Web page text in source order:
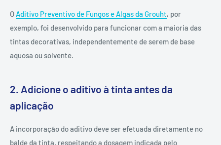
OAditivo Preventivo de Fungos e Algas da Grouht, por
exemplo, foi desenvolvido para funcionar com a maioria das
tintas decorativas, independentemente de serem de base
aquosa ou solvente.
2. Adicione o aditivo à tinta antes da
aplicação
A incorporação do aditivo deve ser efetuada diretamente no
balde da tinta, respeitando a dosagem indicada pelo